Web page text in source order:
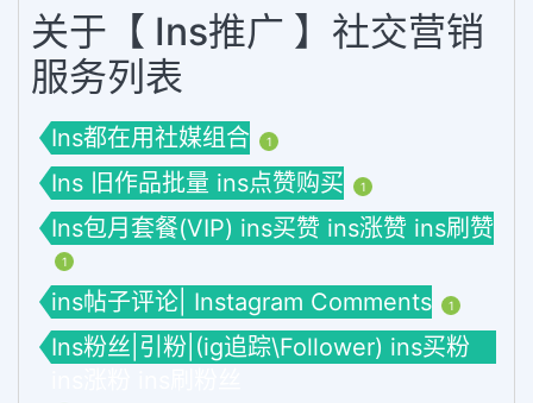
关于【 Ins推广 】社交营销
服务列表
Ins都在用社媒组合 1
Ins 旧作品批量 ins点赞购买 1
Ins包月套餐(VIP) ins买赞 ins涨赞 ins刷赞
1
ins帖子评论| Instagram Comments 1
Ins粉丝|引粉|(ig追踪\Follower) ins买粉